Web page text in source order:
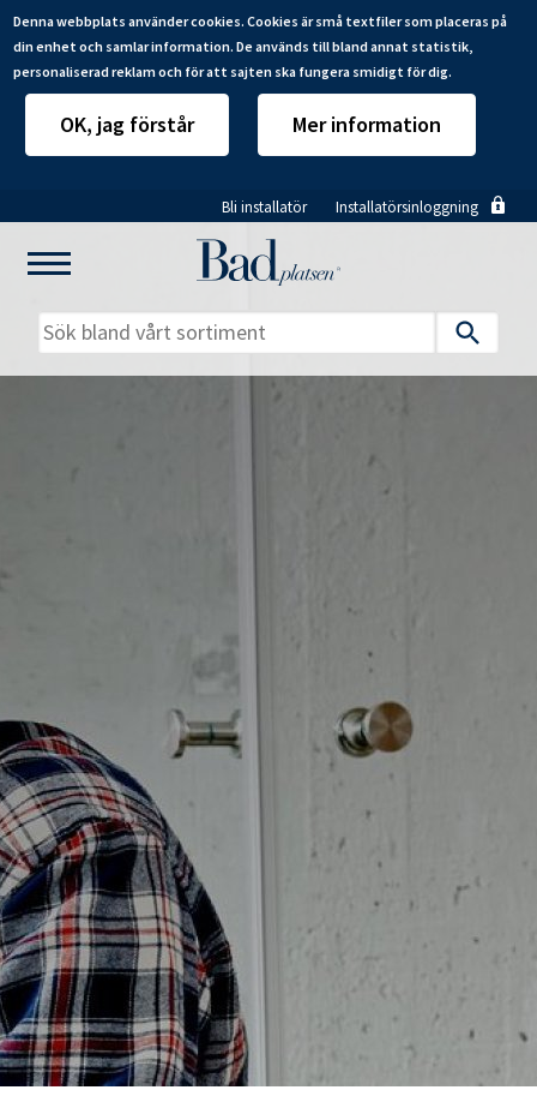
Denna webbplats använder cookies. Cookies är små textfiler som placeras på
din enhet och samlar information. De används till bland annat statistik,
personaliserad reklam och för att sajten ska fungera smidigt för dig.
OK, jag förstår Mer information
till
huvudinnehåll
Bli installatör Installatörsinloggning
Våra varumärken